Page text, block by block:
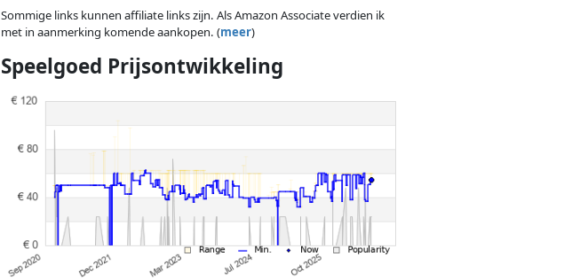
Sommige links kunnen affiliate links zijn. Als Amazon Associate verdien ik
met in aanmerking komende aankopen. (meer)
Speelgoed Prijsontwikkeling